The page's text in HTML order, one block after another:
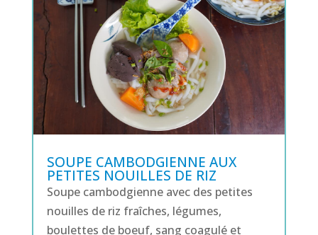
SOUPE CAMBODGIENNE AUX
PETITES NOUILLES DE RIZ
Soupe cambodgienne avec des petites
nouilles de riz fraîches, légumes,
boulettes de boeuf, sang coagulé et